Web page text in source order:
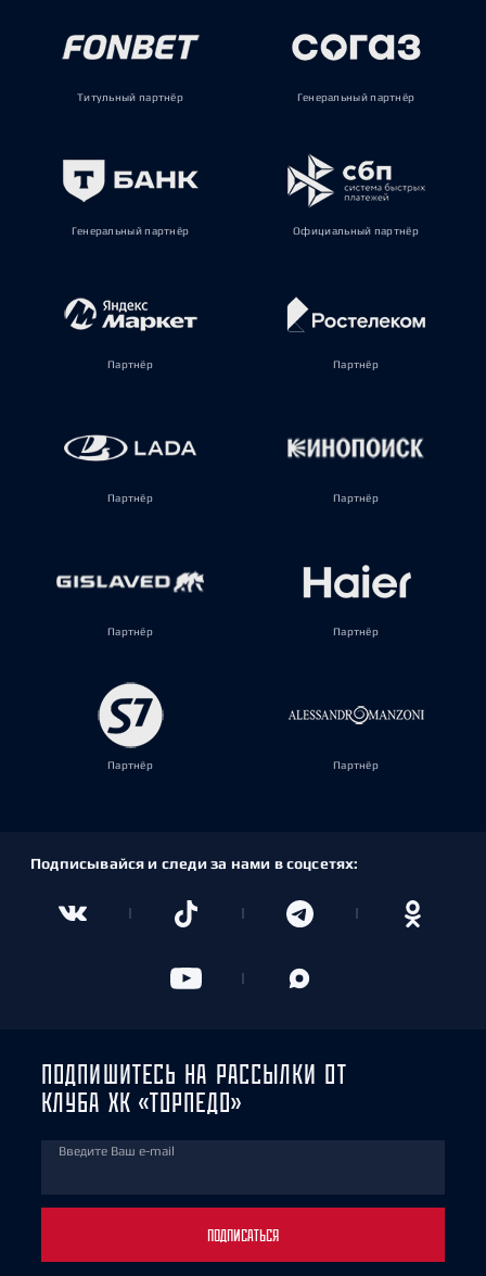
Титульный партнёр Генеральный партнёр
Генеральный партнёр Официальный партнёр
Партнёр Партнёр
Партнёр Партнёр
Партнёр Партнёр
Партнёр Партнёр
Подписывайся и следи за нами в соцсетях:
ПОДПИШИТЕСЬ НА РАССЫЛКИ ОТ
КЛУБА ХК «ТОРПЕДО»
Введите Ваш e-mail
ПОДПИСАТЬСЯ